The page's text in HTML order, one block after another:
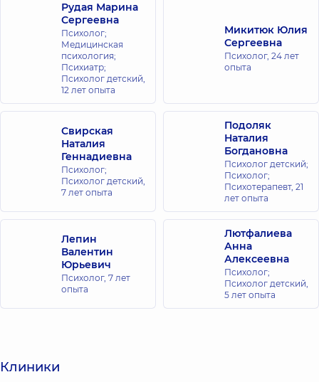
Рудая Марина
Сергеевна
Психолог;
Медицинская
психология;
Психиатр;
Психолог детский,
12 лет опыта
Микитюк Юлия
Сергеевна
Психолог, 24 лет
опыта
Свирская
Наталия
Геннадиевна
Психолог;
Психолог детский,
7 лет опыта
Подоляк
Наталия
Богдановна
Психолог детский;
Психолог;
Психотерапевт, 21
лет опыта
Лепин
Валентин
Юрьевич
Психолог, 7 лет
опыта
Лютфалиева
Анна
Алексеевна
Психолог;
Психолог детский,
5 лет опыта
Клиники